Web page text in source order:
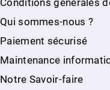
Qui sommes-nous ?
Paiement sécurisé
Maintenance
Notre Savoir-faire